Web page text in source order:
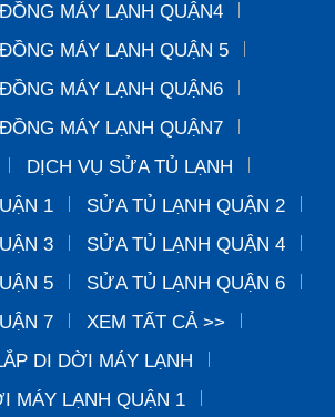
MÁY LẠNH QUẬN4
MÁY LẠNH QUẬN 5
MÁY LẠNH QUẬN6
MÁY LẠNH QUẬN7
DỊCH VỤ SỬA TỦ LẠNH
1
SỬA TỦ LẠNH QUẬN 2
3
SỬA TỦ LẠNH QUẬN 4
5
SỬA TỦ LẠNH QUẬN 6
7
XEM TẤT CẢ >>
DI DỜI MÁY LẠNH
MÁY LẠNH QUẬN 1